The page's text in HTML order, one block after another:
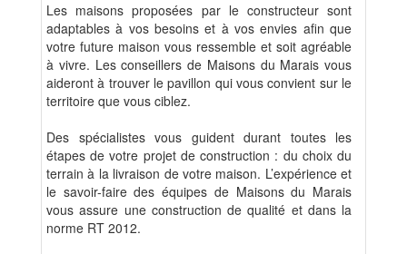
Les maisons proposées par le constructeur sont
adaptables à vos besoins et à vos envies afin que
votre future maison vous ressemble et soit agréable
à vivre. Les conseillers de Maisons du Marais vous
aideront à trouver le pavillon qui vous convient sur le
territoire que vous ciblez.
Des spécialistes vous guident durant toutes les
étapes de votre projet de construction : du choix du
terrain à la livraison de votre maison. L’expérience et
le savoir-faire des équipes de Maisons du Marais
vous assure une construction de qualité et dans la
norme RT 2012.